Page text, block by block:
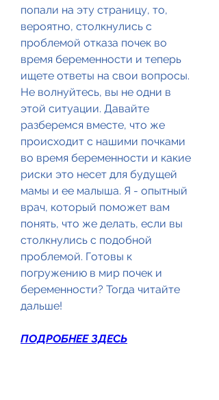
попали на эту страницу, то,
вероятно, столкнулись с
проблемой отказа почек во
время беременности и теперь
ищете ответы на свои вопросы.
Не волнуйтесь, вы не одни в
этой ситуации. Давайте
разберемся вместе, что же
происходит с нашими почками
во время беременности и какие
риски это несет для будущей
мамы и ее малыша. Я - опытный
врач, который поможет вам
понять, что же делать, если вы
столкнулись с подобной
проблемой. Готовы к
погружению в мир почек и
беременности? Тогда читайте
дальше!
ПОДРОБНЕЕ ЗДЕСЬ